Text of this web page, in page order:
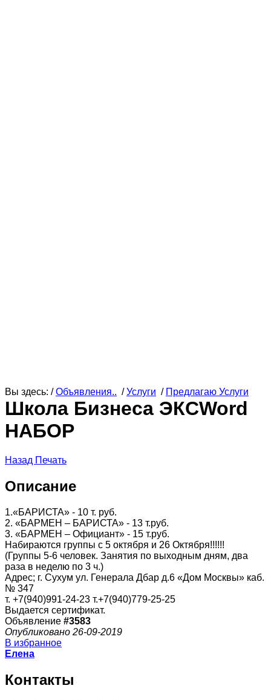
Вы здесь: /Объявления.. /Услуги / Предлагаю Услуги
Школа Бизнеса ЭКСWord
НАБОР
Назад Печать
Описание
1.«БАРИСТА» - 10 т. руб.
2. «БАРМЕН – БАРИСТА» - 13 т.руб.
3. «БАРМЕН – Официант» - 15 т.руб.
Набираются группы с 5 октября и 26 Октября!!!!!!
(Группы 5-6 человек. Занятия по выходным дням, два
раза в неделю по 3 ч.)
Адрес; г. Сухум ул. Генерала Дбар д.6 «Дом Москвы» каб.
№ 347
т. +7(940)991-24-23 т.+7(940)779-25-25
Выдается сертификат.
Объявление #3583
Опубликовано 26-09-2019
В избранное
Елена
Контакты